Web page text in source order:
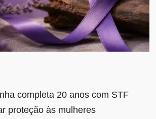
completa 20 anos com STF
proteção às mulheres